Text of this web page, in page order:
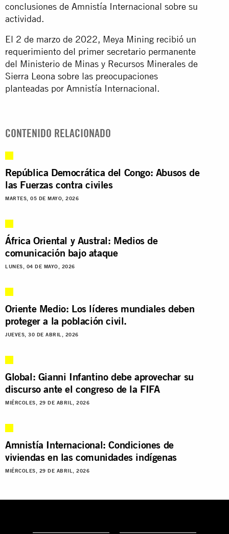
conclusiones de Amnistía Internacional sobre su
actividad.
El 2 de marzo de 2022, Meya Mining recibió un
requerimiento del primer secretario permanente
del Ministerio de Minas y Recursos Minerales de
Sierra Leona sobre las preocupaciones
planteadas por Amnistía Internacional.
CONTENIDO RELACIONADO
República Democrática del Congo: Abusos de
las Fuerzas contra civiles
MARTES, 05 DE MAYO, 2026
África Oriental y Austral: Medios de
comunicación bajo ataque
LUNES, 04 DE MAYO, 2026
Oriente Medio: Los líderes mundiales deben
proteger a la población civil.
JUEVES, 30 DE ABRIL, 2026
Global: Gianni Infantino debe aprovechar su
discurso ante el congreso de la FIFA
MIÉRCOLES, 29 DE ABRIL, 2026
Amnistía Internacional: Condiciones de
viviendas en las comunidades indígenas
MIÉRCOLES, 29 DE ABRIL, 2026